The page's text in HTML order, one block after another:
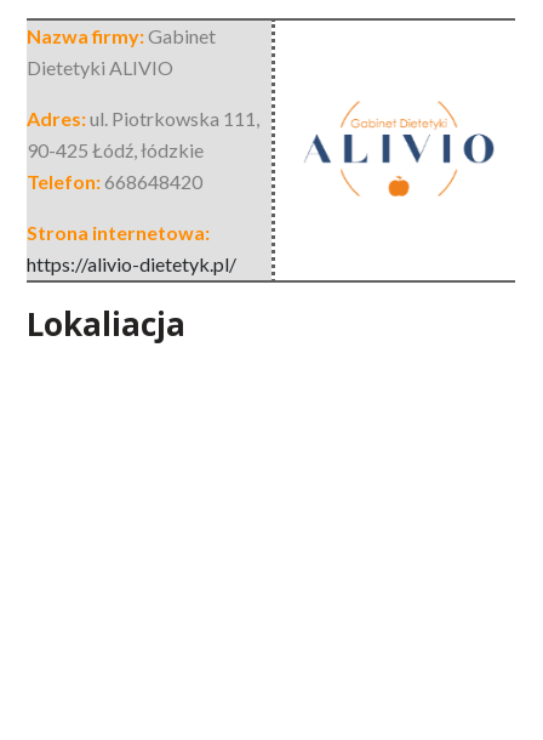
Nazwa firmy:Gabinet
Dietetyki ALIVIO
Adres:ul. Piotrkowska 111 ,
90-425 Łódź,łódzkie
Telefon:668648420
Strona internetowa:
https://alivio-dietetyk.pl/
Lokaliacja